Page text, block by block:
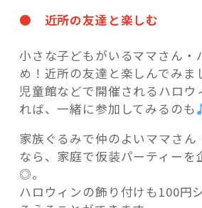
● 近所の友達と楽しむ
小さな子どもがいるママさん・
め！近所の友達と楽しんでみま
児童館などで開催されるハロウ
れば、一緒に参加してみるのも
家族ぐるみで仲のよいママさん
なら、家庭で仮装パーティーを
◎。
ハロウィンの飾り付けも100円